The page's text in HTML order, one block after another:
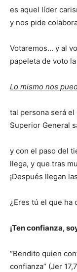
es aquel líder
y nos pide
Votaremos… y al
papeleta de voto la
Lo mismo nos
tal persona será el
Superior General
y con el paso del
llega, y que tras
¡Después llegan
¿Eres tú el que ha
¡Ten confianza,
“Bendito quien
confianza” (Jer